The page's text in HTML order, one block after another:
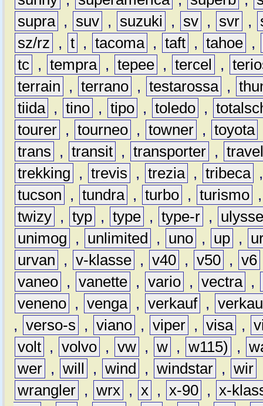
supra , suv , suzuki , sv , svr ,
sz/rz
, t , tacoma , taft , tahoe ,
tc , tempra , tepee , tercel ,
terrain
, terrano , testarossa ,
tiida , tino , tipo , toledo ,
tourer , tourneo , towner , toyota
trans
, transit , transporter ,
trekking
, trevis , trezia , tribeca
tucson
, tundra , turbo , turismo
twizy , typ , type , type-r ,
unimog
, unlimited , uno , up ,
urvan
, v-klasse , v40 , v50 , v6
vaneo , vanette , vario , vectra ,
veneno , venga , verkauf ,
, verso-s , viano , viper , visa ,
volt , volvo , vw , w , w115) ,
wer , will , wind , windstar , wir
wrangler , wrx , x , x-90 , x-